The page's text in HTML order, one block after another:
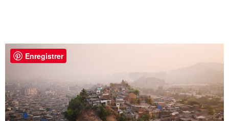
Enregistrer